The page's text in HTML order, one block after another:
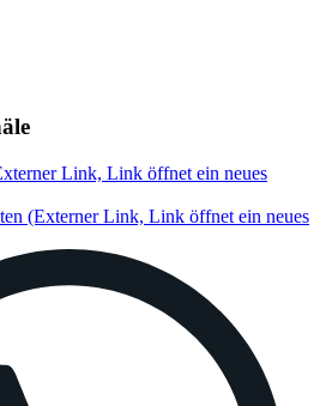
Link, Link öffnet ein neues
(Externer Link, Link öffnet ein neues